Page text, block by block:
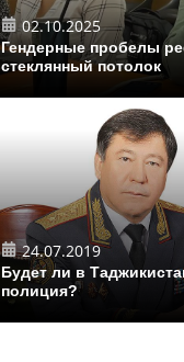
02.10.2025
Гендерные пробелы
стеклянный потолок
24.07.2019
Будет ли в
полиция?